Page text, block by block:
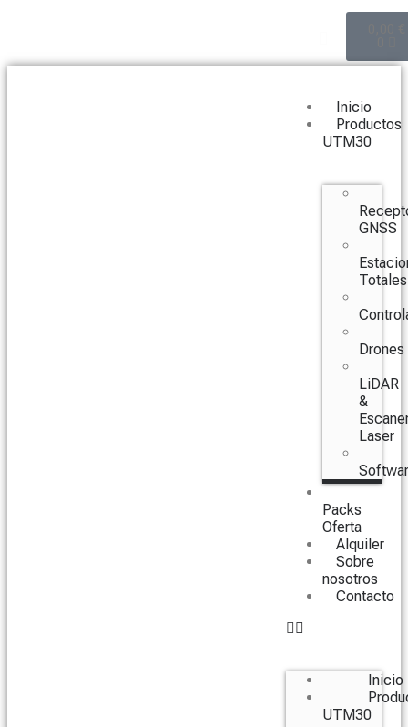
Inicio
Productos
UTM30
GNSS
Totales
Drones
LiDAR
&
Laser
Packs
Oferta
Alquiler
Sobre
nosotros
Contacto
Inicio
UTM30